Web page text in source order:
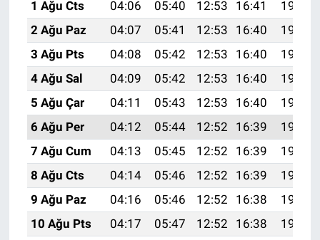
1 Ağu Cts
04:06 05:40 12:53 16:41
19:56
2 Ağu Paz
04:07 05:41 12:53 16:40
19:55
3 Ağu Pts
04:08 05:42 12:53 16:40
19:54
4 Ağu Sal
04:09 05:42 12:53 16:40
19:53
5 Ağu Çar
04:11 05:43 12:53 16:40
19:52
6 Ağu Per
04:12 05:44 12:52 16:39
19:51
7 Ağu Cum
04:13 05:45 12:52 16:39
19:50
8 Ağu Cts
04:14 05:46 12:52 16:39
19:49
9 Ağu Paz
04:16 05:46 12:52 16:38
19:48
10 Ağu Pts
04:17 05:47 12:52 16:38
19:47